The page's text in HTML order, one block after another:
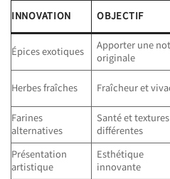
INNOVATION OBJECTIF
Épices exotiques
Apporter une
originale
Herbes fraîches Fraîcheur et
Farines
alternatives
Santé et textures
différentes
Présentation
artistique
Esthétique
innovante